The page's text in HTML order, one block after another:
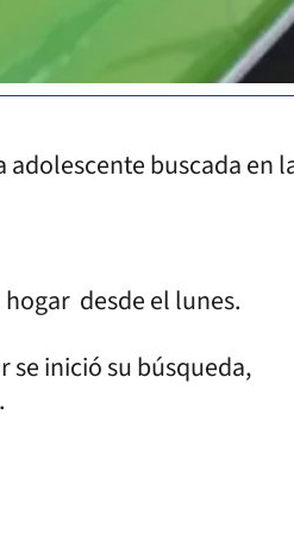
adolescente buscada en
hogar desde el lunes.
se inició su búsqueda,